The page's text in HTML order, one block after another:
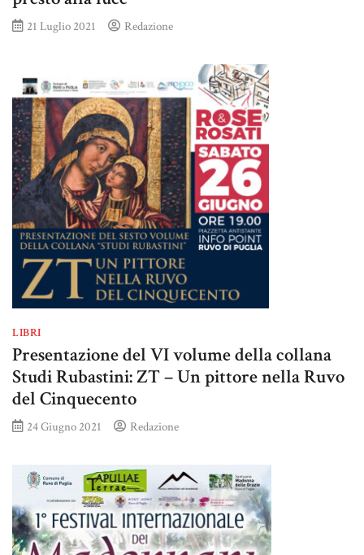
21 Luglio 2021 Redazione
LIBRI
Presentazione del VI volume della collana
Studi Rubastini: ZT – Un pittore nella Ruvo
del Cinquecento
24 Giugno 2021 Redazione